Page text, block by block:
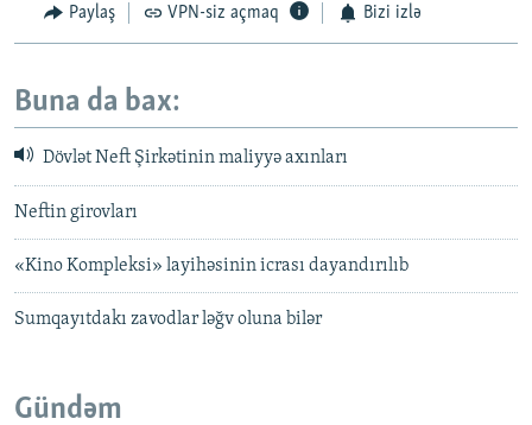
Paylaş VPN-siz açmaq Bizi izlə
Buna da bax:
Dövlət Neft Şirkətinin maliyyə axınları
Neftin girovları
«Kino Kompleksi» layihəsinin icrası dayandırılıb
Sumqayıtdakı zavodlar ləğv oluna bilər
Gündəm